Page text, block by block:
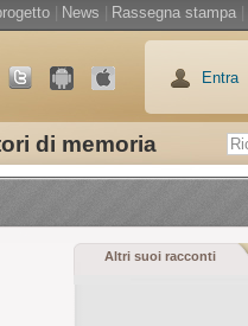
di memoria
News Rassegna stampa
Entra
Altri suoi racconti